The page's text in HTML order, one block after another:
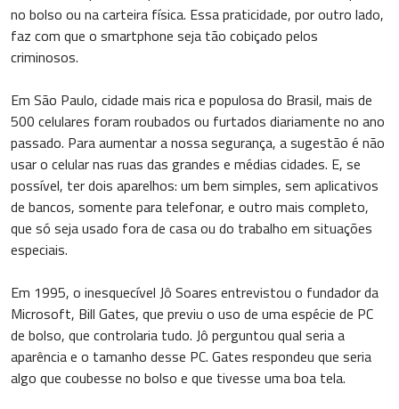
no bolso ou na carteira física. Essa praticidade, por outro lado,
faz com que o smartphone seja tão cobiçado pelos
criminosos.
Em São Paulo, cidade mais rica e populosa do Brasil, mais de
500 celulares foram roubados ou furtados diariamente no ano
passado. Para aumentar a nossa segurança, a sugestão é não
usar o celular nas ruas das grandes e médias cidades. E, se
possível, ter dois aparelhos: um bem simples, sem aplicativos
de bancos, somente para telefonar, e outro mais completo,
que só seja usado fora de casa ou do trabalho em situações
especiais.
Em 1995, o inesquecível Jô Soares entrevistou o fundador da
Microsoft, Bill Gates, que previu o uso de uma espécie de PC
de bolso, que controlaria tudo. Jô perguntou qual seria a
aparência e o tamanho desse PC. Gates respondeu que seria
algo que coubesse no bolso e que tivesse uma boa tela.